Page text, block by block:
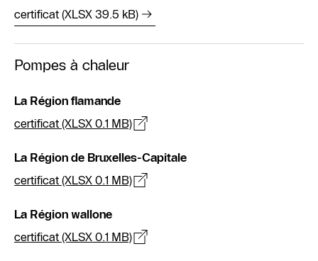
certificat (XLSX 39.5 kB)
Pompes à chaleur
La Région flamande
certificat (XLSX 0.1 MB)
La Région de Bruxelles-Capitale
certificat (XLSX 0.1 MB)
La Région wallone
certificat (XLSX 0.1 MB)